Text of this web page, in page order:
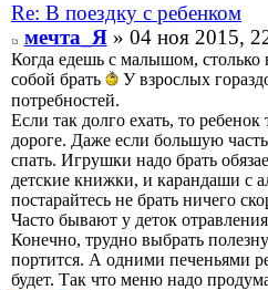
Re: В поездку с ребенком
мечта_Я» 04 ноя 2015,
Когда едешь с малышом, столько
собой брать
У взрослых
потребностей.
Если так долго ехать, то ребенок
дороге. Даже если большую
спать. Игрушки надо брать
детские книжки, и карандаши с
постарайтесь не брать ничего
Часто бывают у деток
Конечно, трудно выбрать
портится. А одними печеньями
будет. Так что меню надо